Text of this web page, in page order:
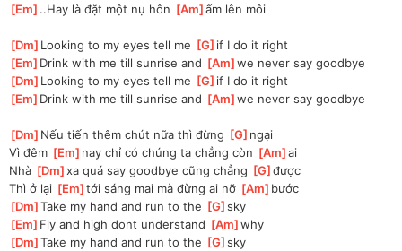
[Em ]..Hay là đặt một nụ hôn [Am ]
ấm lên môi
[Dm ]Looking to my eyes tell me [G ]if I do it right
[Em ]Drink with me till sunrise and [Am ]
we never say goodbye
[Dm ]Looking to my eyes tell me [G ]if I do it right
[Em ]Drink with me till sunrise and [Am ]
we never say goodbye
[Dm ]Nếu tiến thêm chút nữa thì đừng [G ]ngại
Vì đêm [Em ]nay chỉ có chúng ta chẳng còn [Am ]
ai
Nhà [Dm ]
xa quá say goodbye cũng chẳng [G ]
được
Thì ở lại [Em ]tới sáng mai mà đừng ai nỡ [Am ]bước
[Dm ]
Take my hand and run to the [G ]
sky
[Em ]Fly and high dont understand [Am ]
why
[Dm ]
Take my hand and run to the [G ]
sky